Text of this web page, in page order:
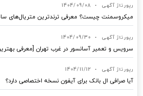
رپورتاژ آگهی •
1404/09/08
میکروسمنت چیست؟ معرفی ترندترین متریال‌های
رپورتاژ آگهی •
1404/09/30
سرویس و تعمیر آسانسور در غرب تهران [معرفی
رپورتاژ آگهی •
1404/11/12
آیا صرافی ال بانک برای آیفون نسخه اختصاصی دارد؟